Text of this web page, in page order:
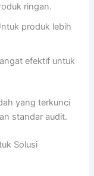
ringan.
produk lebih
efektif untuk
yang terkunci
standar audit.
Solusi